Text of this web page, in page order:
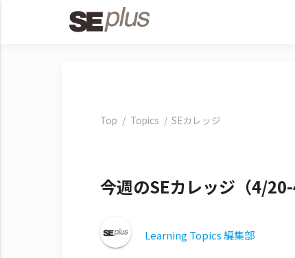
Top Topics SEカレッジ
今週のSEカレッジ（4/
Learning Topics 編集部